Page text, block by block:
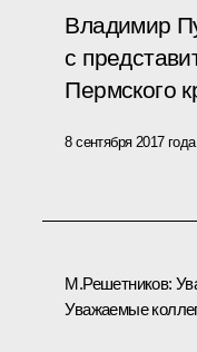
Владимир
с
Пермского
8 сентября 2017 года
М.Решетников:
Уважаемые